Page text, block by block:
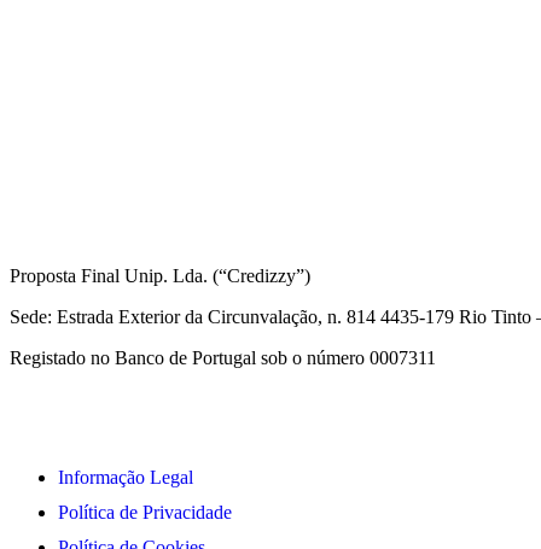
Proposta Final Unip. Lda. (“Credizzy”)
Sede: Estrada Exterior da Circunvalação, n. 814 4435-179 Rio Tinto
Registado no Banco de Portugal sob o número 0007311
Informação Legal
Política de Privacidade